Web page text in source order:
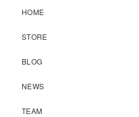
HOME
STORE
BLOG
NEWS
TEAM